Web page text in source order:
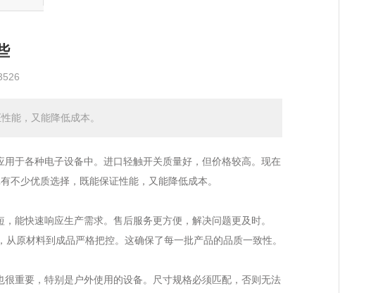
能，又能降低成本。
于各种电子设备中。进口轻触开关质量好，但价格较高。现在
少优质选择，既能保证性能，又能降低成本。
能快速响应生产需求。售后服务更方便，解决问题更及时。
原材料到成品严格把控。这确保了每一批产品的品质一致性。
重要，特别是户外使用的设备。尺寸规格必须匹配，否则无法